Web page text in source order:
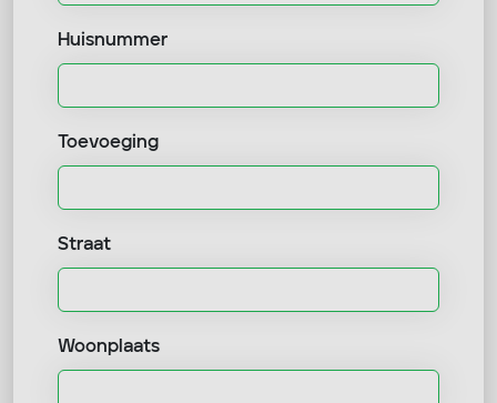
Huisnummer
Toevoeging
Straat
Woonplaats